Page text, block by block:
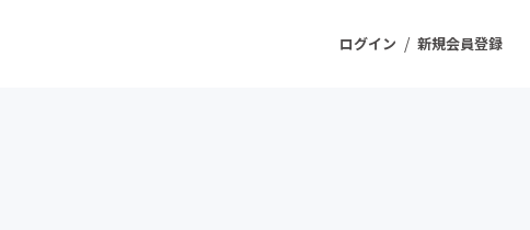
ログイン / 新規会員登録